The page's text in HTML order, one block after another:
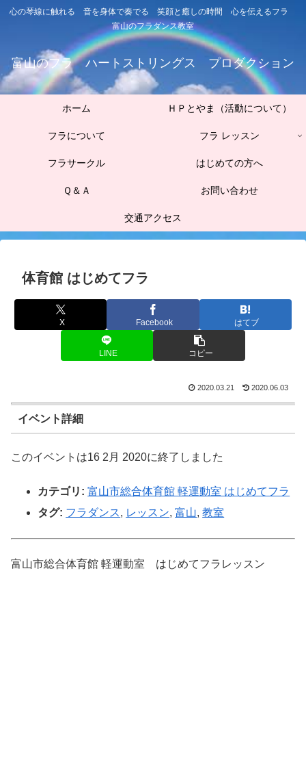
心の琴線に触れる 音を身体で奏でる 笑顔と癒しの時間 心を伝えるフラ
富山のフラダンス教室
富山のフラ ハートストリングス プロダクション
ホーム ＨＰとやま（活動について）
フラについて フラ レッスン
フラサークル はじめての方へ
Ｑ＆Ａ お問い合わせ
交通アクセス
体育館 はじめてフラ
X Facebook はてブ
LINE コピー
2020.03.21 2020.06.03
イベント詳細
このイベントは16 2月 2020に終了しました
カテゴリ: 富山市総合体育館 軽運動室 はじめてフラ
タグ: フラダンス, レッスン,富山,教室
富山市総合体育館 軽運動室 はじめてフラレッスン